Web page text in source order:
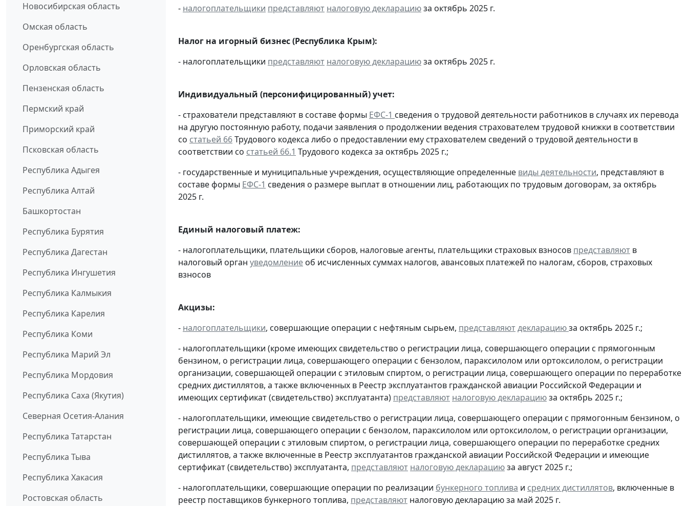
Новосибирская область
Омская область
Оренбургская область
Орловская область
Пензенская область
Пермский край
Приморский край
Псковская область
Республика Адыгея
Республика Алтай
Башкортостан
Республика Бурятия
Республика Дагестан
Республика Ингушетия
Республика Калмыкия
Республика Карелия
Республика Коми
Республика Марий Эл
Республика Мордовия
Республика Саха (Якутия)
Северная Осетия-Алания
Республика Татарстан
Республика Тыва
Республика Хакасия
Ростовская область
- налогоплательщики представляют налоговую декларациюза октябрь 2025 г.
Налог на игорный бизнес (Республика Крым):
- налогоплательщики представляют налоговую декларациюза октябрь 2025 г.
Индивидуальный (персонифицированный) учет:
- страхователи представляют в составе формы ЕФС-1 сведения о трудовой деятельности работников в случаях их перевода
на другую постоянную работу, подачи заявления о продолжении ведения страхователем трудовой книжки в соответствии
со статьей 66Трудового кодекса либо о предоставлении ему страхователем сведений о трудовой деятельности в
соответствии со статьей 66.1 Трудового кодекса за октябрь 2025 г.;
- государственные и муниципальные учреждения, осуществляющие определенные виды деятельности, представляют в
составе формы ЕФС-1 сведения о размере выплат в отношении лиц, работающих по трудовым договорам, за октябрь
2025 г.
Единый налоговый платеж:
- налогоплательщики, плательщики сборов, налоговые агенты, плательщики страховых взносов представляют в
налоговый орган уведомление об исчисленных суммах налогов, авансовых платежей по налогам, сборов, страховых
взносов
Акцизы:
- налогоплательщики, совершающие операции с нефтяным сырьем, представляютдекларациюза октябрь 2025 г.;
- налогоплательщики (кроме имеющих свидетельство о регистрации лица, совершающего операции с прямогонным
бензином, о регистрации лица, совершающего операции с бензолом, параксилолом или ортоксилолом, о регистрации
организации, совершающей операции с этиловым спиртом, о регистрации лица, совершающего операции по переработке
средних дистиллятов, а также включенных в Реестр эксплуатантов гражданской авиации Российской Федерации и
имеющих сертификат (свидетельство) эксплуатанта) представляют налоговую декларациюза октябрь 2025 г.;
- налогоплательщики, имеющие свидетельство о регистрации лица, совершающего операции с прямогонным бензином, о
регистрации лица, совершающего операции с бензолом, параксилолом или ортоксилолом, о регистрации организации,
совершающей операции с этиловым спиртом, о регистрации лица, совершающего операции по переработке средних
дистиллятов, а также включенные в Реестр эксплуатантов гражданской авиации Российской Федерации и имеющие
сертификат (свидетельство) эксплуатанта, представляют налоговую декларациюза август 2025 г.;
- налогоплательщики, совершающие операции по реализации бункерного топлива и средних дистиллятов, включенные в
реестр поставщиков бункерного топлива, представляют налоговую декларацию за май 2025 г.